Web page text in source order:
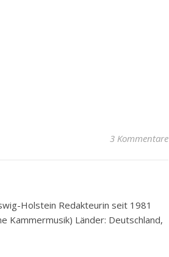
3 Kommentare
Holstein Redakteurin seit 1981
Kammermusik) Länder: Deutschland,